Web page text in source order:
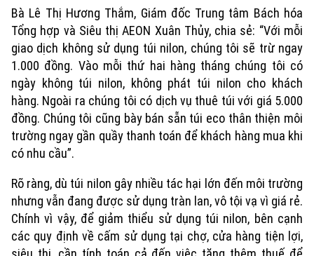
Bà Lê Thị Hương Thắm, Giám đốc Trung tâm Bách hóa
Tổng hợp và Siêu thị AEON Xuân Thủy, chia sẻ: “Với mỗi
giao dịch không sử dụng túi nilon, chúng tôi sẽ trừ ngay
1.000 đồng. Vào mỗi thứ hai hàng tháng chúng tôi có
ngày không túi nilon, không phát túi nilon cho khách
hàng. Ngoài ra chúng tôi có dịch vụ thuê túi với giá 5.000
đồng. Chúng tôi cũng bày bán sẵn túi eco thân thiện môi
trường ngay gần quầy thanh toán để khách hàng mua khi
có nhu cầu”.
Rõ ràng, dù túi nilon gây nhiều tác hại lớn đến môi trường
nhưng vẫn đang được sử dụng tràn lan, vô tội vạ vì giá rẻ.
Chính vì vậy, để giảm thiểu sử dụng túi nilon, bên cạnh
các quy định về cấm sử dụng tại chợ, cửa hàng tiện lợi,